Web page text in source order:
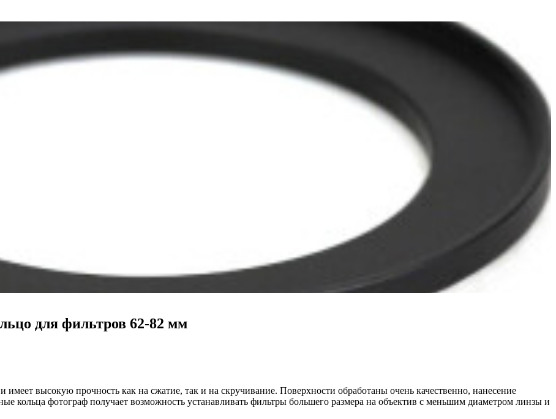
для фильтров 62-82 мм
высокую прочность как на сжатие, так и на скручивание. Поверхности обработаны очень качественно, нанесение
кольца фотограф получает возможность устанавливать фильтры большего размера на объектив с меньшим диаметром линзы и